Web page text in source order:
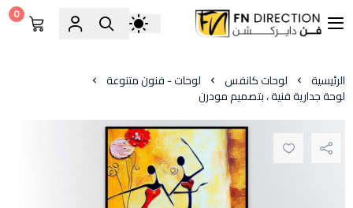
فن دايركشن
0
الرئيسية لوحات كانفس لوحات - فنون متنوعة
لوحة جدارية فنية ، بتصميم مودرن